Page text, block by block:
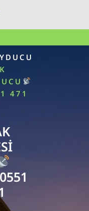
471
0551